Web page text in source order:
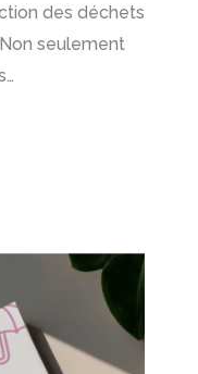
des déchets
seulement